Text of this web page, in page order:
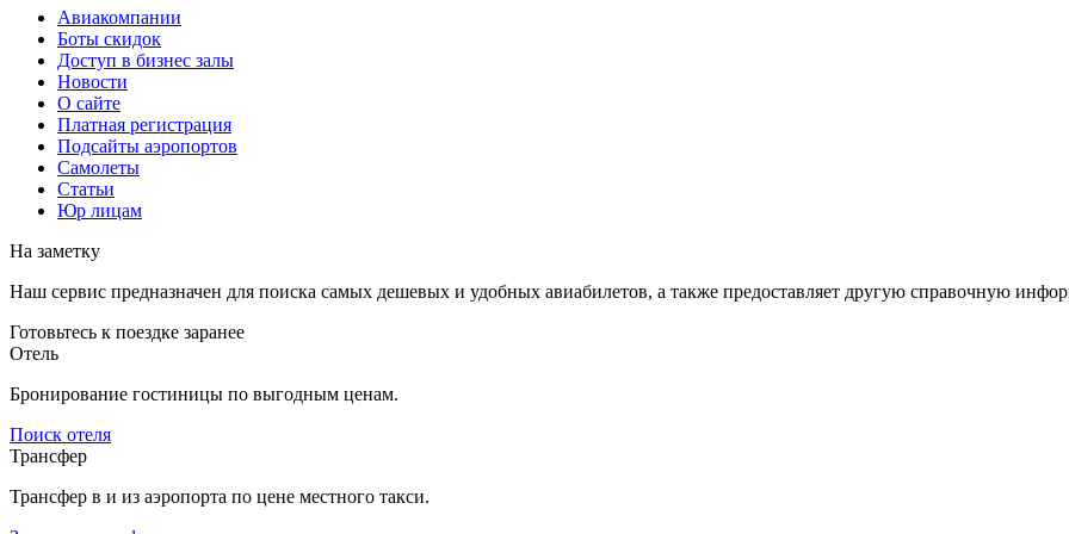
Авиакомпании
Боты скидок
Доступ в бизнес залы
Новости
О сайте
Платная регистрация
Подсайты аэропортов
Самолеты
Статьи
Юр лицам
На заметку
Наш сервис предназначен для поиска самых дешевых и удобных авиабилетов, а также предоставляет другую справочную
Готовьтесь к поездке заранее
Отель
Бронирование гостиницы по выгодным ценам.
Поиск отеля
Трансфер
Трансфер в и из аэропорта по цене местного такси.